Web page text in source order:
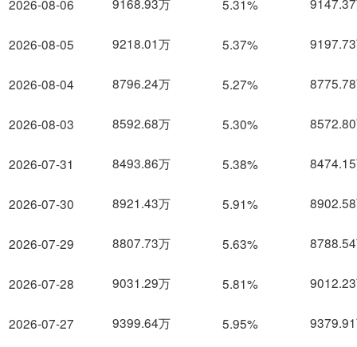
2026-08-06
2026-08-05
2026-08-04
2026-08-03
2026-07-31
2026-07-30
2026-07-29
2026-07-28
2026-07-27
5.31%
9218.01万 5.37%
8796.24万 5.27%
8592.68万 5.30%
8493.86万 5.38%
8921.43万 5.91%
8807.73万 5.63%
9031.29万 5.81%
9399.64万 5.95%